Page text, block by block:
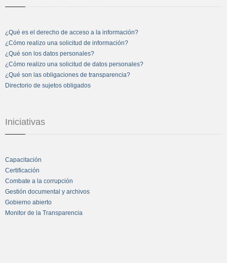
¿Qué es el derecho de acceso a la información?
¿Cómo realizo una solicitud de información?
¿Qué son los datos personales?
¿Cómo realizo una solicitud de datos personales?
¿Qué son las obligaciones de transparencia?
Directorio de sujetos obligados
Iniciativas
Capacitación
Certificación
Combate a la corrupción
Gestión documental y archivos
Gobierno abierto
Monitor de la Transparencia